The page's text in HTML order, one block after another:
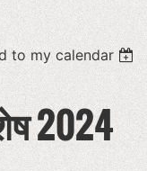
to my calendar
2024